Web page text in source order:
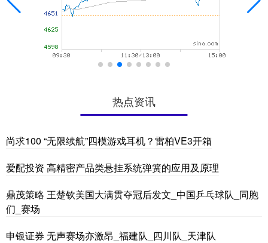
热点资讯
尚求100 “无限续航”四模游戏耳机？雷柏VE3开箱
爱配投资 高精密产品类悬挂系统弹簧的应用及原理
鼎茂策略 王楚钦美国大满贯夺冠后发文_中国乒乓球队_同胞
们_赛场
申银证券 无声赛场亦激昂_福建队_四川队_天津队